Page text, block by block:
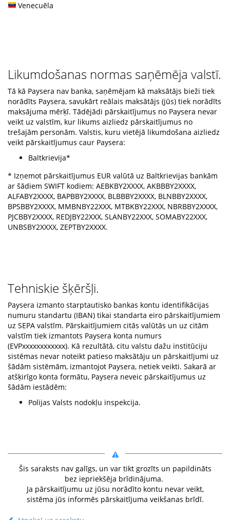
Venecuēla
Likumdošanas normas saņēmēja valstī.
Tā kā Paysera nav banka, saņēmējam kā maksātājs bieži tiek
norādīts Paysera, savukārt reālais maksātājs (jūs) tiek norādīts
maksājuma mērķī. Tādējādi pārskaitījumus no Paysera nevar
veikt uz valstīm, kur likums aizliedz pārskaitījumus no
trešajām personām. Valstis, kuru vietējā likumdošana aizliedz
veikt pārskaitījumus caur Paysera:
Baltkrievija*
* Izņemot pārskaitījumus EUR valūtā uz Baltkrievijas bankām
ar šādiem SWIFT kodiem: AEBKBY2XXXX, AKBBBY2XXXX,
ALFABY2XXXX, BAPBBY2XXXX, BLBBBY2XXXX, BLNBBY2XXXX,
BPSBBY2XXXX, MMBNBY22XXX, MTBKBY22XXX, NBRBBY2XXXX,
PJCBBY2XXXX, REDJBY22XXX, SLANBY22XXX, SOMABY22XXX,
UNBSBY2XXXX, ZEPTBY2XXXX.
Tehniskie šķēršļi.
Paysera izmanto starptautisko bankas kontu identifikācijas
numuru standartu (IBAN) tikai standarta eiro pārskaitījumiem
uz SEPA valstīm. Pārskaitījumiem citās valūtās un uz citām
valstīm tiek izmantots Paysera konta numurs
(EVPxxxxxxxxxxxx). Kā rezultātā, citu valstu dažu institūciju
sistēmas nevar noteikt patieso maksātāju un pārskaitījumi uz
šādām sistēmām, izmantojot Paysera, netiek veikti. Sakarā ar
atšķirīgo konta formātu, Paysera neveic pārskaitījumus uz
šādām iestādēm:
Polijas Valsts nodokļu inspekcija.
Šis saraksts nav galīgs, un var tikt grozīts un papildināts
bez iepriekšēja brīdinājuma.
Ja pārskaitījumu uz jūsu norādīto kontu nevar veikt,
sistēma jūs informēs pārskaitījuma veikšanas brīdī.